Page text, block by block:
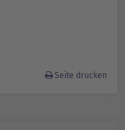
Seite drucken